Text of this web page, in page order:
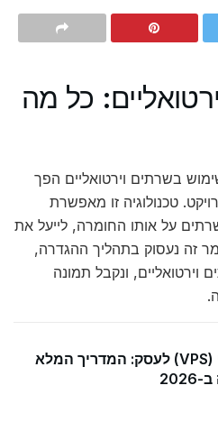
כל מה
בשרתים וירטואליים הפך
טכנולוגיה זו מאפשרת
על אותו החומרה, לייעל את
זה נעסוק בתהליך ההגדרה,
וירטואליים, ונקבל תמונה
שרת וירטואלי (VPS) לעסק: המדריך המלא